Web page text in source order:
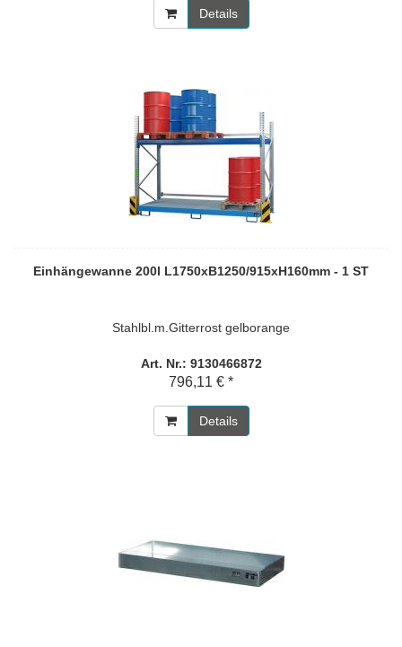
Details
Einhängewanne 200l L1750xB1250/915xH160mm - 1 ST
Stahlbl.m.Gitterrost gelborange
Art. Nr.: 9130466872
796,11 € *
Details